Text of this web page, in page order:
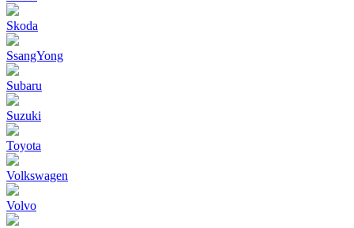
Skoda
SsangYong
Subaru
Suzuki
Toyota
Volkswagen
Volvo